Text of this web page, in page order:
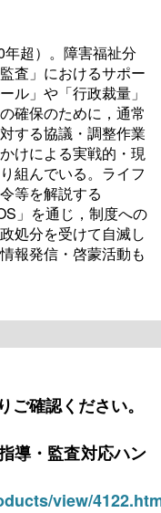
超）。障害福祉分
査」におけるサポー
ル」や「行政裁量」
確保のために，通常
する協議・調整作業
けによる実戦的・現
組んでいる。ライフ
等を解説する
」を通じ，制度への
処分を受けて自滅し
報発信・啓蒙活動も
確認ください。
導・監査対応ハン
view/